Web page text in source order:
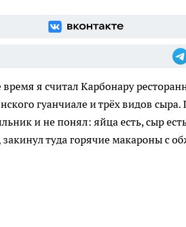
время я считал Карбонару
гуанчиале и трёх видов
и не понял: яйца есть, сыр
туда горячие макароны с